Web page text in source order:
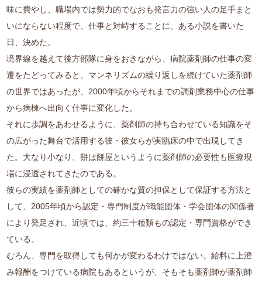
味に費やし、職場内では勢力的でなおも発言力の強い人の足手まと
いにならない程度で、仕事と対峙することに、ある小説を書いた
日、決めた。
境界線を越えて後方部隊に身をおきながら、病院薬剤師の仕事の変
遷をたどってみると、マンネリズムの繰り返しを続けていた薬剤師
の世界ではあったが、2000年頃からそれまでの調剤業務中心の仕事
から病棟へ出向く仕事に変化した。
それに歩調をあわせるように、薬剤師の持ち合わせている知識をそ
の広がった舞台で活用する彼・彼女らが実臨床の中で出現してき
た。大なり小なり、餅は餅屋というように薬剤師の必要性も医療現
場に浸透されてきたのである。
彼らの実績を薬剤師としての確かな質の担保として保証する方法と
して、2005年頃から認定・専門制度が職能団体・学会団体の関係者
により発足され、近頃では、約三十種類もの認定・専門資格ができ
ている。
むろん、専門を取得しても何かが変わるわけではない。給料に上澄
み報酬をつけている病院もあるというが、そもそも薬剤師が薬剤師